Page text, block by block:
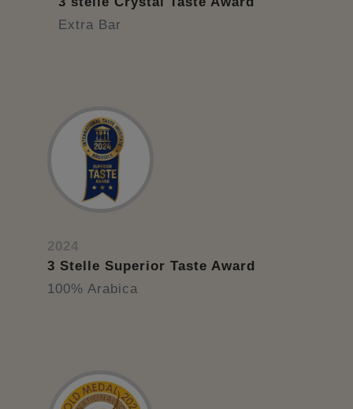
Extra Bar
2024
3 Stelle Superior Taste Award
100% Arabica